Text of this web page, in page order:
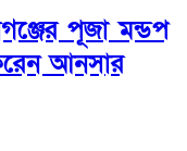
পূজা মন্ডপ
আনসার